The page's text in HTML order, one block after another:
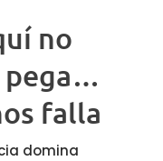
no
pega…
falla
domina